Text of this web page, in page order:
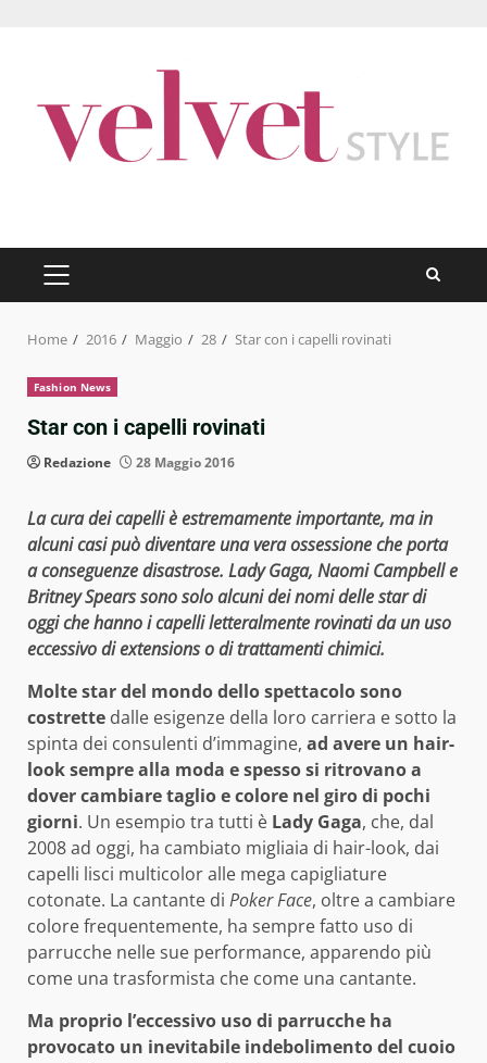
PRIMARY
MENU
Home 2016 Maggio 28 Star con i capelli rovinati
Fashion News
Star con i capelli rovinati
Redazione 28 Maggio 2016
La cura dei capelli è estremamente importante, ma in
alcuni casi può diventare una vera ossessione che porta
a conseguenze disastrose. Lady Gaga, Naomi Campbell e
Britney Spears sono solo alcuni dei nomi delle star di
oggi che hanno i capelli letteralmente rovinati da un uso
eccessivo di extensions o di trattamenti chimici.
Molte star del mondo dello spettacolo sono
costrette dalle esigenze della loro carriera e sotto la
spinta dei consulenti d’immagine, ad avere un hair-
look sempre alla moda e spesso si ritrovano a
dover cambiare taglio e colore nel giro di pochi
giorni. Un esempio tra tutti è Lady Gaga, che, dal
2008 ad oggi, ha cambiato migliaia di hair-look, dai
capelli lisci multicolor alle mega capigliature
cotonate. La cantante di Poker Face, oltre a cambiare
colore frequentemente, ha sempre fatto uso di
parrucche nelle sue performance, apparendo più
come una trasformista che come una cantante.
Ma proprio l’eccessivo uso di parrucche ha
provocato un inevitabile indebolimento del cuoio